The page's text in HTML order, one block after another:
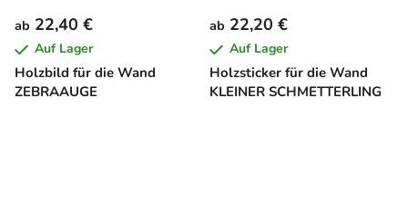
Holzbild für die Wand
ZEBRAAUGE
ab 22,40 €
Auf Lager
Holzsticker für die Wand
KLEINER SCHMETTERLING
ab 22,20 €
Auf Lager